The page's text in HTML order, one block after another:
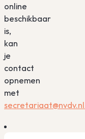
online
beschikbaar
is,
kan
je
contact
opnemen
met